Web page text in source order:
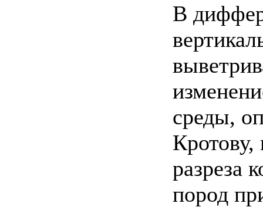
В
среды,
Кротову,
разреза
пород